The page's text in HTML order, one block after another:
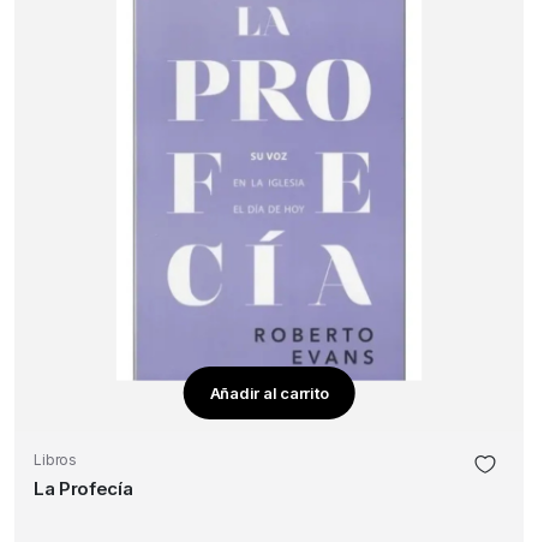
Añadir al carrito
Libros
La Profecía